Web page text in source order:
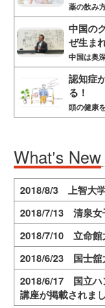
薬の飲み
中国の
ぜ生ま
中国は奥
認知症
る！
頭の健康
What's New
2018/8/3 上智大
2018/7/13 清泉女
2018/7/10 立命館
2018/6/23 国士舘
2018/6/17 国立ハ
講座が掲載されま